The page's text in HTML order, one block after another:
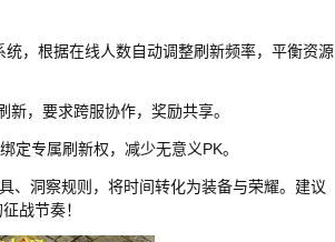
，根据在线人数自动调整刷新频率，平衡资源
新，要求跨服协作，奖励共享。
定专属刷新权，减少无意义PK。
、洞察规则，将时间转化为装备与荣耀。建议
战节奏！